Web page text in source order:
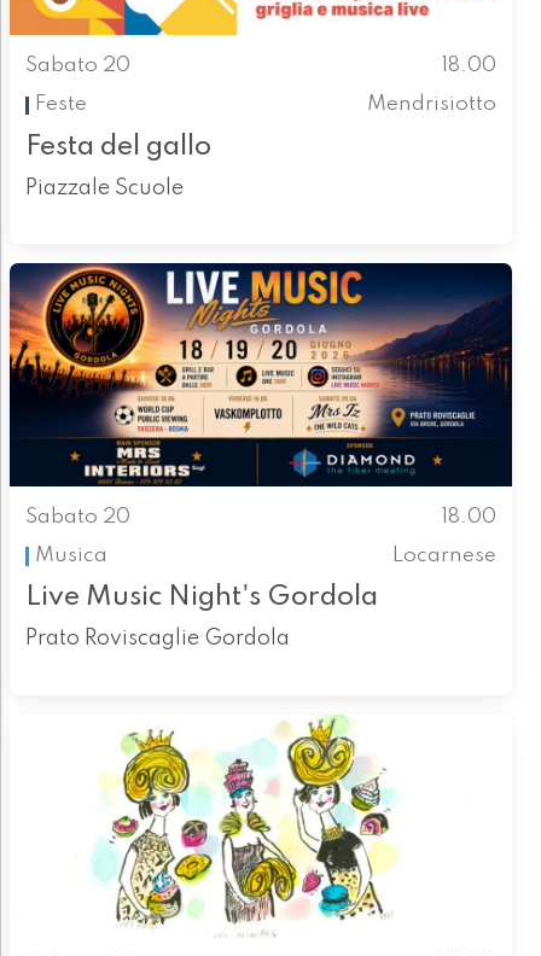
Sabato 20
18.00
Feste
Mendrisiotto
Festa del gallo
Piazzale Scuole
Sabato 20
18.00
Musica
Locarnese
Live Music Night's Gordola
Prato Roviscaglie Gordola